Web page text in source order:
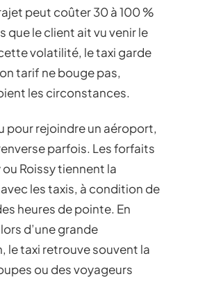
peut coûter 30 à 100 %
que le client ait vu venir le
volatilité, le taxi garde
tarif ne bouge pas,
les circonstances.
pour rejoindre un aéroport,
parfois. Les forfaits
ou Roissy tiennent la
les taxis, à condition de
heures de pointe. En
d’une grande
le taxi retrouve souvent la
ou des voyageurs